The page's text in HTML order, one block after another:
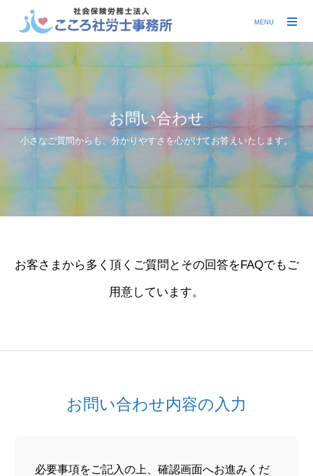
お問い合わせ
小さなご質問からも、分かりやすさを心がけてお答えいたします。
お客さまから多く頂くご質問とその回答をFAQでもご
用意しています。
お問い合わせ内容の入力
必要事項をご記入の上、確認画面へお進みくだ
MENU